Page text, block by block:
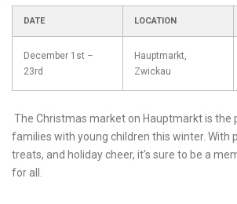
DATE LOCATION
December 1st –
23rd
Hauptmarkt,
Zwickau
The ⁢Christmas market ⁣on Hauptmarkt​ is the
families with young children this winter. With
treats, and holiday cheer, it’s sure‍ to⁣ be a
for all.